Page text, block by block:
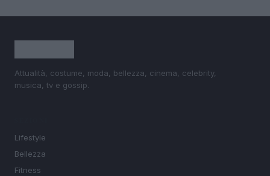
Attualità, costume, moda, bellezza, cinema, celebrity,
musica, tv e gossip.
Lifestyle
Bellezza
Fitness